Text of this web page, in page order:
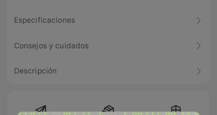
Especificaciones
Consejos y cuidados
Descripción